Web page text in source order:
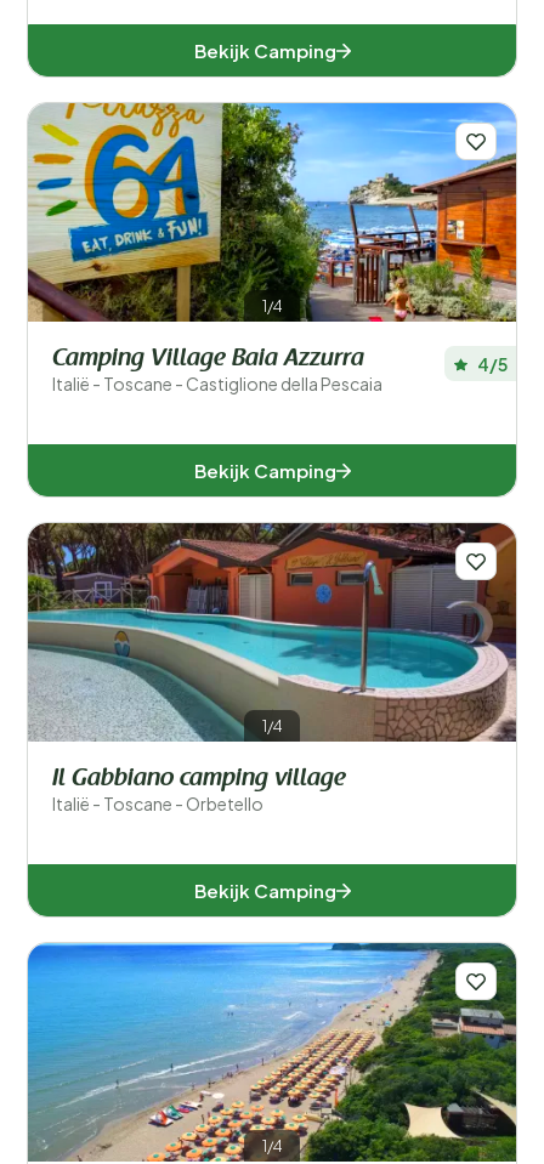
Bekijk Camping
1/4
Camping Village Baia Azzurra
Italië - Toscane - Castiglione della Pescaia
4/5
Bekijk Camping
1/4
Il Gabbiano camping village
Italië - Toscane - Orbetello
Bekijk Camping
1/4